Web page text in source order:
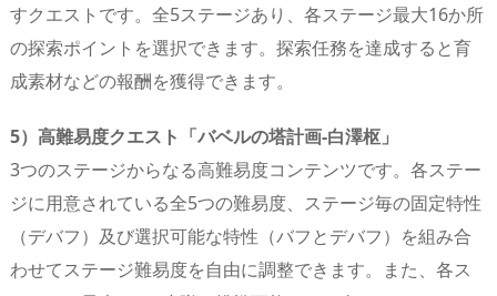
すクエストです。全5ステージあり、各ステージ最大16か所
の探索ポイントを選択できます。探索任務を達成すると育
成素材などの報酬を獲得できます。
5）高難易度クエスト「バベルの塔計画‐白澤枢」
3つのステージからなる高難易度コンテンツです。各ステー
ジに用意されている全5つの難易度、ステージ毎の固定特性
（デバフ）及び選択可能な特性（バフとデバフ）を組み合
わせてステージ難易度を自由に調整できます。また、各ス